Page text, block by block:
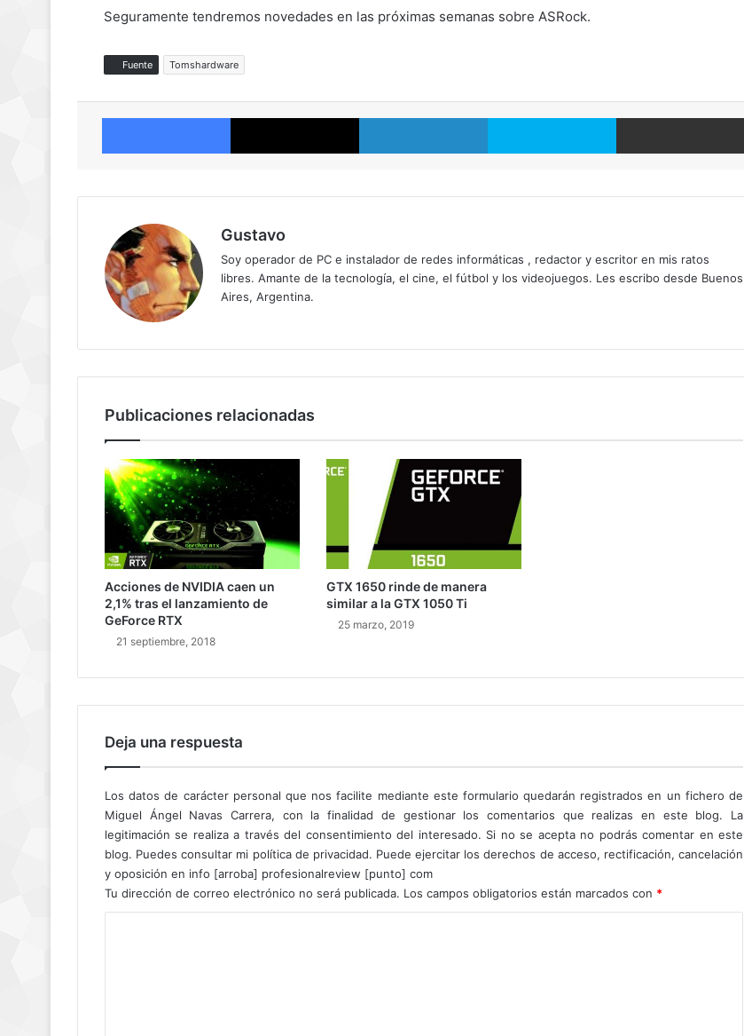
Seguramente tendremos novedades en las próximas semanas sobre ASRock.
Fuente Tomshardware
Facebook X LinkedIn Skype
Gustavo
Soy operador de PC e instalador de redes informáticas , redactor y escritor en mis ratos
libres. Amante de la tecnología, el cine, el fútbol y los videojuegos. Les escribo desde Buenos
Aires, Argentina.
Publicaciones relacionadas
Acciones de NVIDIA caen un
2,1% tras el lanzamiento de
GeForce RTX
21 septiembre, 2018
GTX 1650 rinde de manera
similar a la GTX 1050 Ti
25 marzo, 2019
Deja una respuesta
Los datos de carácter personal que nos facilite mediante este formulario quedarán registrados en un fichero de
Miguel Ángel Navas Carrera, con la finalidad de gestionar los comentarios que realizas en este blog. La
legitimación se realiza a través del consentimiento del interesado. Si no se acepta no podrás comentar en este
blog. Puedes consultar mi política de privacidad. Puede ejercitar los derechos de acceso, rectificación, cancelación
y oposición en info [arroba] profesionalreview [punto] com
Tu dirección de correo electrónico no será publicada. Los campos obligatorios están marcados con *